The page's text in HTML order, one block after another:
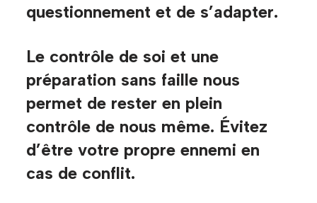
questionnement et de s’adapter.
Le contrôle de soi et une
préparation sans faille nous
permet de rester en plein
contrôle de nous même. Évitez
d’être votre propre ennemi en
cas de conflit.